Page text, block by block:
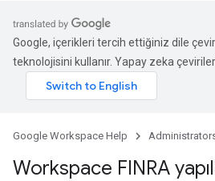
Google, içerikleri tercih ettiğiniz dile
teknolojisini kullanır. Yapay zeka
Google Workspace Help
Workspace FINRA